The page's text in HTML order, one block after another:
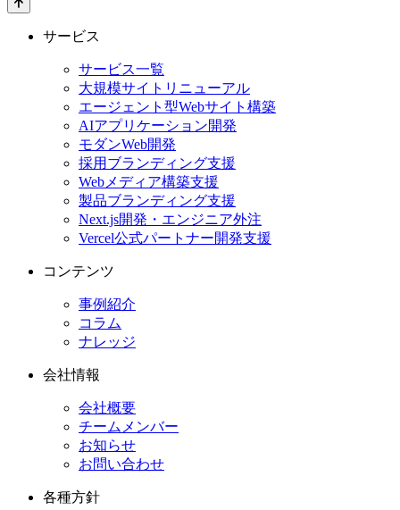
サービス
サービス一覧
大規模サイトリニューアル
エージェント型Webサイト構築
AIアプリケーション開発
モダンWeb開発
採用ブランディング支援
Webメディア構築支援
製品ブランディング支援
Next.js開発・エンジニア外注
Vercel公式パートナー開発支援
コンテンツ
事例紹介
コラム
ナレッジ
会社情報
会社概要
チームメンバー
お知らせ
お問い合わせ
各種方針